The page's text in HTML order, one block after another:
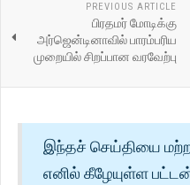
PREVIOUS ARTICLE
பிரதமர் மோடிக்கு
அர்ஜென்டினாவில் பாரம்பரிய
முறையில் சிறப்பான வரவேற்பு
இந்தச் செய்தியை
எனில் கீழேயுள்ள